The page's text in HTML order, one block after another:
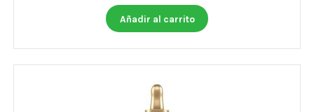
was:
C$1,332.00.
Añadir al carrito